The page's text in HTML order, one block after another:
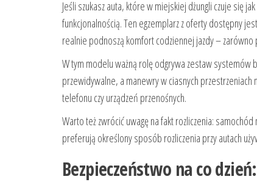
Jeśli szukasz auta, które w miejskiej dżungli czuje się
funkcjonalnością. Ten egzemplarz z oferty dostępny
realnie podnoszą komfort codziennej jazdy –
W tym modelu ważną rolę odgrywa zestaw systemów
przewidywalne, a manewry w ciasnych
telefonu czy urządzeń przenośnych.
Warto też zwrócić uwagę na fakt rozliczenia: samochód
preferują określony sposób rozliczenia przy autach
Bezpieczeństwo na co